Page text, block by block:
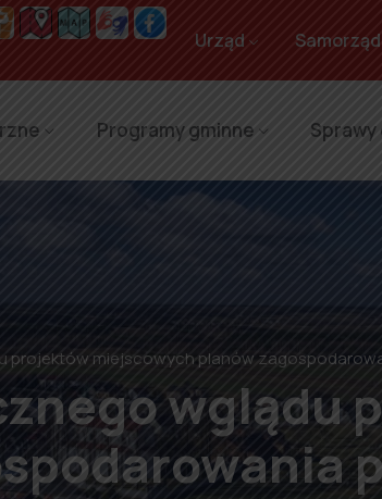
Urząd Samorząd
Programy gminne
projektów miejscowych planów
wglądu